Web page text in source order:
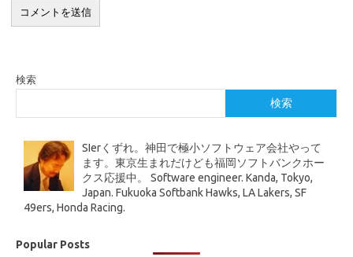
検索
検索
SIerくずれ。神田で極小ソフトウェア会社やって
ます。東京生まれだけども福岡ソフトバンクホー
クス応援中。 Software engineer. Kanda, Tokyo,
Japan. Fukuoka Softbank Hawks, LA Lakers, SF
49ers, Honda Racing.
Popular Posts